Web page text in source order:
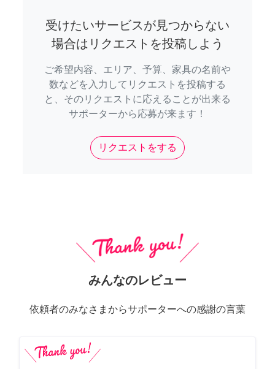
受けたいサービスが見つからない
場合はリクエストを投稿しよう
ご希望内容、エリア、予算、家具の名前や
数などを入力してリクエストを投稿する
と、そのリクエストに応えることが出来る
サポーターから応募が来ます！
リクエストをする
みんなのレビュー
依頼者のみなさまからサポーターへの感謝の言葉